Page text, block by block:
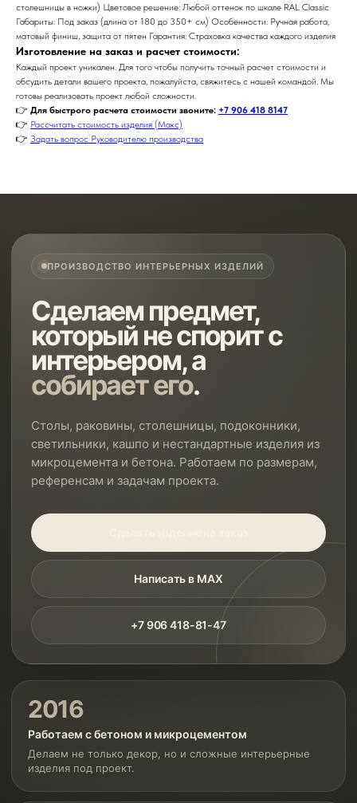
столешницы в ножки) Цветовое решение: Любой оттенок по шкале RAL Classic
Габариты: Под заказ (длина от 180 до 350+ см) Особенности: Ручная работа,
матовый финиш, защита от пятен Гарантия: Страховка качества каждого изделия
Изготовление на заказ и расчет стоимости:
Каждый проект уникален. Для того чтобы получить точный расчет стоимости и
обсудить детали вашего проекта, пожалуйста, свяжитесь с нашей командой. Мы
готовы реализовать проект любой сложности.
👉 Для быстрого расчета стоимости звоните: +7 906 418 8147
👉 Рассчитать стоимость изделия (Макс)
👉 Задать вопрос Руководителю производства
ПРОИЗВОДСТВО ИНТЕРЬЕРНЫХ ИЗДЕЛИЙ
Сделаем предмет,
который не спорит с
интерьером, а
собирает его.
Столы, раковины, столешницы, подоконники,
светильники, кашпо и нестандартные изделия из
микроцемента и бетона. Работаем по размерам,
референсам и задачам проекта.
Написать в MAX
+7 906 418-81-47
2016
Работаем с бетоном и микроцементом
Делаем не только декор, но и сложные интерьерные
изделия под проект.